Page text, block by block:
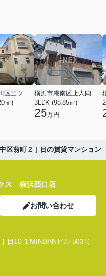
横浜市神奈川区三ツ沢上町
㎡)
横浜市港南区上大岡東２丁目
3LDK (98.85㎡)
25万円
区翁町２丁目の賃貸マンション
ス 横浜西口店
お問い合わせ
目10-1 MINDANビル 503号